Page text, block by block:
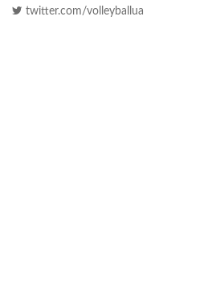
twitter.com/volleyballua